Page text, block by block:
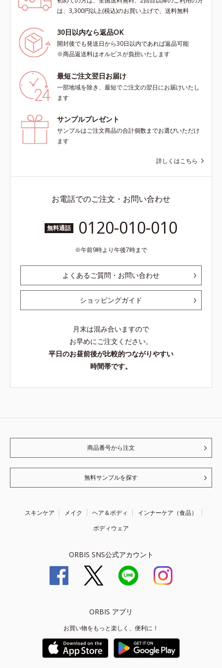
は、3,300円以上(税込)のお買い上げで、送料無料
30日以内なら返品OK
開封後でも発送日から30日以内であれば返品可能
※商品返送料はオルビスが負担いたします
最短ご注文翌日お届け
一部地域を除き、最短でご注文の翌日にお届けいたし
ます
サンプルプレゼント
サンプルはご注文商品の合計個数までお選びいただけ
ます
詳しくはこちら
お電話でのご注文・お問い合わせ
無料通話 0120-010-010
午前9時より午後7時まで
よくあるご質問・お問い合わせ
ショッピングガイド
月末は混み合いますので
お早めにご注文ください。
平日のお昼前後が比較的つながりやすい
時間帯です。
商品番号から注文
無料サンプルを探す
スキンケア メイク ヘア＆ボディ
インナーケア（食品）
ボディウェア
ORBIS SNS公式アカウント
ORBIS アプリ
お買い物をもっと楽しく、便利に！